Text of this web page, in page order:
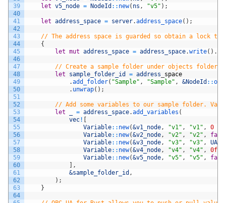
39
40
41
42
43
44
45
46
47
48
49
50
51
52
53
54
55
56
57
58
59
60
61
62
63
64
let v5_node = NodeId :: new( ns , "v5" ) ;
let address_space = server.address_space( ) ;
// The address space is guarded so obtain a lock to
{
let mut address_space = address_space.write( ) .
// Create a sample folder under objects folder
let
sample_folder_id = address
space
.add_folder( "Sample" , "Sample" , &NodeId ::
. unwrap( ) ;
// Add some variables to our sample folder.
let
= address_space.add_variables (
vec !
Variable:: new(&v1_node, "v1" , "v1" , 0
Variable:: new(&v2_node, "v2" , "v2" ,
Variable:: new(&v3_node, "v3" , "v3" ,
Variable:: new(&v4_node, "v4" , "v4" , 0f64
Variable:: new(&v5_node, "v5" , "v5" ,
,
&sample_folder_id ,
) ;
}